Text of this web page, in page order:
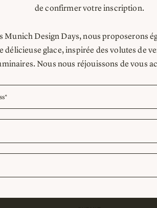
de confirmer votre inscription.
Munich Design Days, nous proposerons
délicieuse glace, inspirée des volutes de
Nous nous réjouissons de vous